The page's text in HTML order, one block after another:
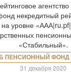
некредитный
на уровне
«Стабильный».
ПЕНСИОННЫЙ ФОНД
31 декабря 2020